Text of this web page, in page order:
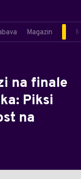
Magazin
na finale
Piksi
na